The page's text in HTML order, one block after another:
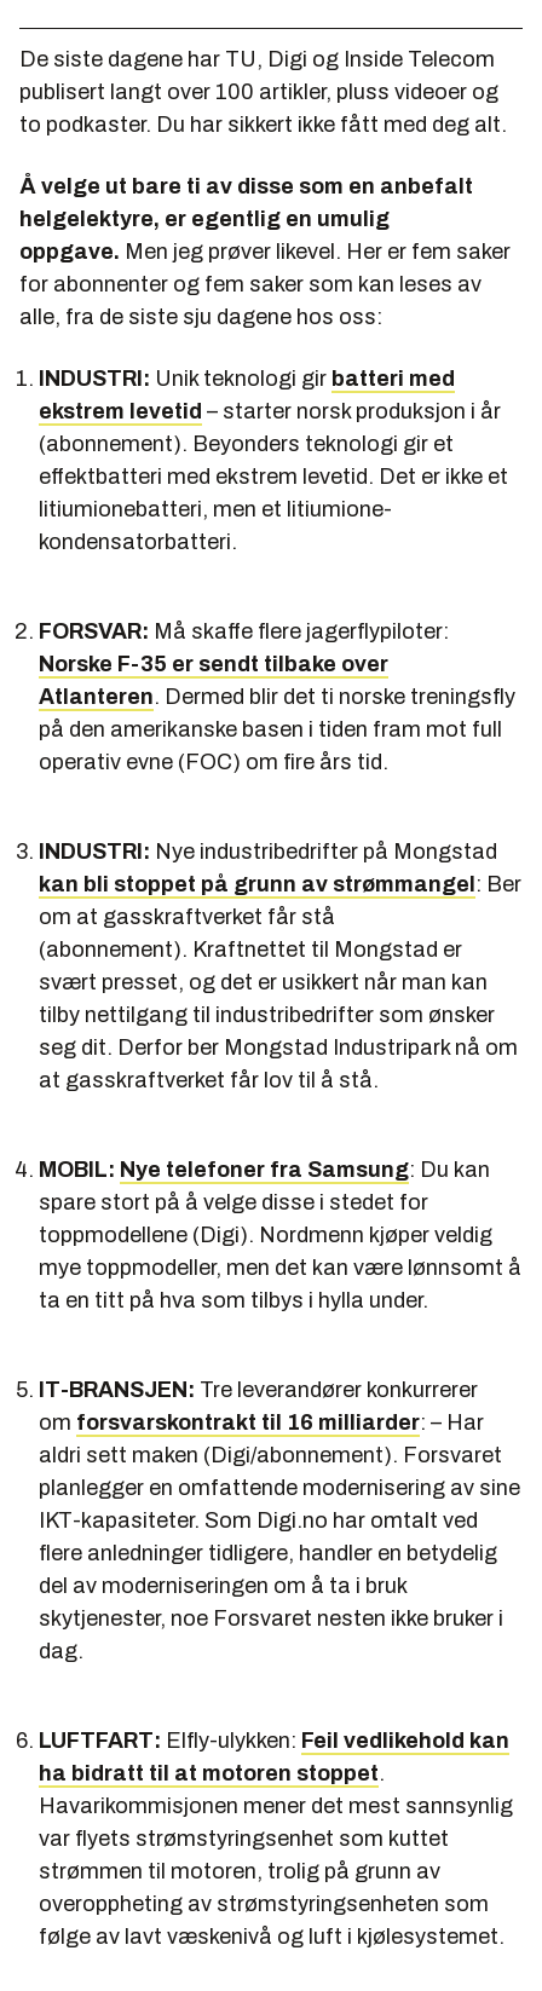
De siste dagene har TU, Digi og Inside Telecom
publisert langt over 100 artikler, pluss videoer og
to podkaster. Du har sikkert ikke fått med deg alt.
Å velge ut bare ti av disse som en anbefalt
helgelektyre, er egentlig en umulig
oppgave. Men jeg prøver likevel. Her er fem saker
for abonnenter og fem saker som kan leses av
alle, fra de siste sju dagene hos oss:
INDUSTRI: Unik teknologi gir batteri med
ekstrem levetid – starter norsk produksjon i år
(abonnement). Beyonders teknologi gir et
effektbatteri med ekstrem levetid. Det er ikke et
litiumionebatteri, men et litiumione-
kondensatorbatteri.
FORSVAR: Må skaffe flere jagerflypiloter:
Norske F-35 er sendt tilbake over
Atlanteren. Dermed blir det ti norske treningsfly
på den amerikanske basen i tiden fram mot full
operativ evne (FOC) om fire års tid.
INDUSTRI: Nye industribedrifter på Mongstad
kan bli stoppet på grunn av strømmangel : Ber
om at gasskraftverket får stå
(abonnement). Kraftnettet til Mongstad er
svært presset, og det er usikkert når man kan
tilby nettilgang til industribedrifter som ønsker
seg dit. Derfor ber Mongstad Industripark nå om
at gasskraftverket får lov til å stå.
MOBIL: Nye telefoner fra Samsung: Du kan
spare stort på å velge disse i stedet for
toppmodellene (Digi). Nordmenn kjøper veldig
mye toppmodeller, men det kan være lønnsomt å
ta en titt på hva som tilbys i hylla under.
IT-BRANSJEN: Tre leverandører konkurrerer
om forsvars­kontrakt til 16 milliarder: – Har
aldri sett maken (Digi/abonnement). Forsvaret
planlegger en omfattende modernisering av sine
IKT-kapasiteter. Som Digi.no har omtalt ved
flere anledninger tidligere, handler en betydelig
del av moderniseringen om å ta i bruk
skytjenester, noe Forsvaret nesten ikke bruker i
dag.
LUFTFART: Elfly-ulykken: Feil vedlikehold kan
ha bidratt til at motoren stoppet.
Havarikommisjonen mener det mest sannsynlig
var flyets strømstyringsenhet som kuttet
strømmen til motoren, trolig på grunn av
overoppheting av strømstyringsenheten som
følge av lavt væskenivå og luft i kjølesystemet.